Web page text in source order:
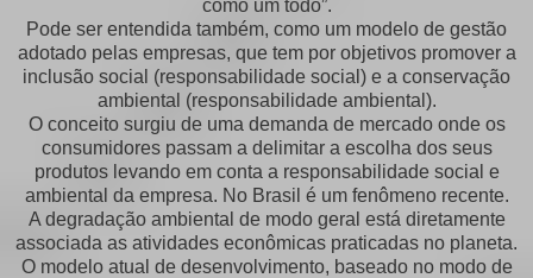
como um todo”.
Pode ser entendida também, como um modelo de gestão
adotado pelas empresas, que tem por objetivos promover a
inclusão social (responsabilidade social) e a conservação
ambiental (responsabilidade ambiental).
O conceito surgiu de uma demanda de mercado onde os
consumidores passam a delimitar a escolha dos seus
produtos levando em conta a responsabilidade social e
ambiental da empresa. No Brasil é um fenômeno recente.
A degradação ambiental de modo geral está diretamente
associada as atividades econômicas praticadas no planeta.
O modelo atual de desenvolvimento, baseado no modo de